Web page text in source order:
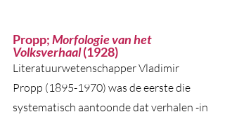
Propp; Morfologie van het
Volksverhaal (1928)
Literatuurwetenschapper Vladimir
Propp (1895-1970) was de eerste die
systematisch aantoonde dat verhalen -in